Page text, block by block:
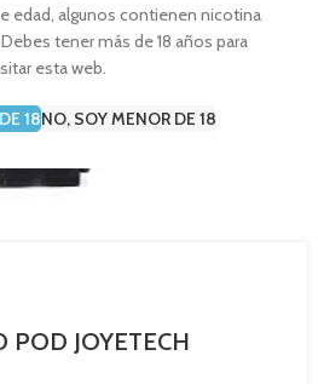
edad, algunos contienen nicotina
tener más de 18 años para
esta web.
18NO, SOY MENOR DE 18
POD JOYETECH